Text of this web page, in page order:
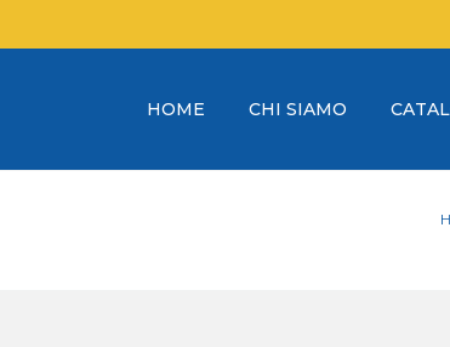
HOME CHI SIAMO